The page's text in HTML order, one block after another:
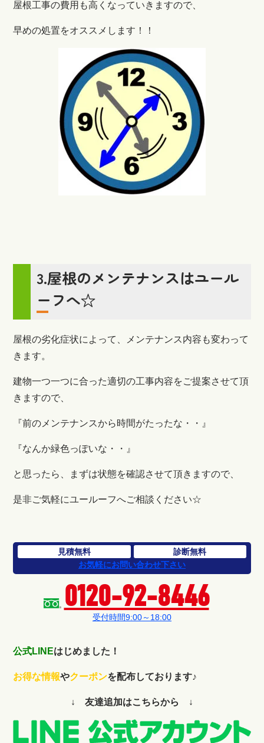
屋根工事の費用も高くなっていきますので、
早めの処置をオススメします！！
3.屋根のメンテナンスはユール
ーフへ☆
屋根の劣化症状によって、メンテナンス内容も変わって
きます。
建物一つ一つに合った適切の工事内容をご提案させて頂
きますので、
『前のメンテナンスから時間がたったな・・』
『なんか緑色っぽいな・・』
と思ったら、まずは状態を確認させて頂きますので、
是非ご気軽にユールーフへご相談ください☆
見積無料
診断無料
お気軽にお問い合わせ下さい
0120-92-8446
受付時間9:00～18:00
公式LINEはじめました！
お得な情報やクーポンを配布しております♪
↓ 友達追加はこちらから ↓